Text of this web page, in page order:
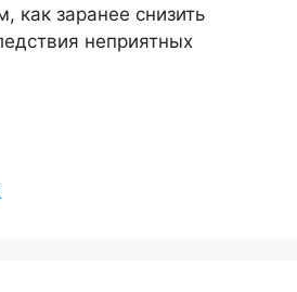
как заранее снизить
неприятных